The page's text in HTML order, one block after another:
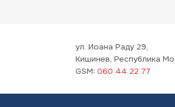
ул. Иоана Раду 29,
Кишинев, Республика
GSM: 060 44 22 77